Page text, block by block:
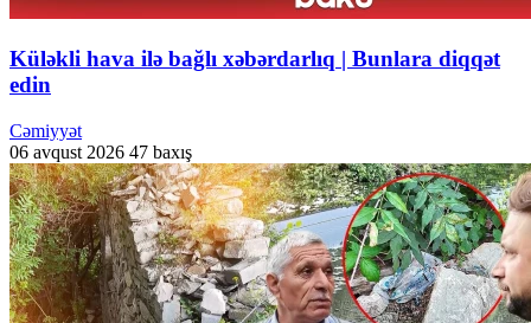
Küləkli hava ilə bağlı xəbərdarlıq | Bunlara diqqət
edin
Cəmiyyət
06 avqust 2026 47 baxış